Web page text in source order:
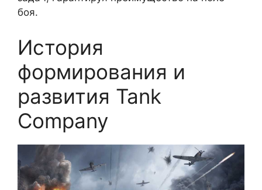
боя.
История
формирования и
развития Tank
Company